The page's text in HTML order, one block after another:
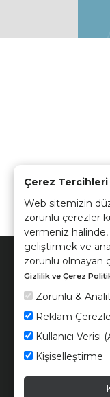
Çerez Tercihleri
Web sitemizin
zorunlu çerezler
vermeniz halinde,
geliştirmek ve
zorunlu olmayan
Gizlilik ve Çerez
Zorunlu &
Reklam
Kullanıcı Verisi
Kişiselleştirme
©